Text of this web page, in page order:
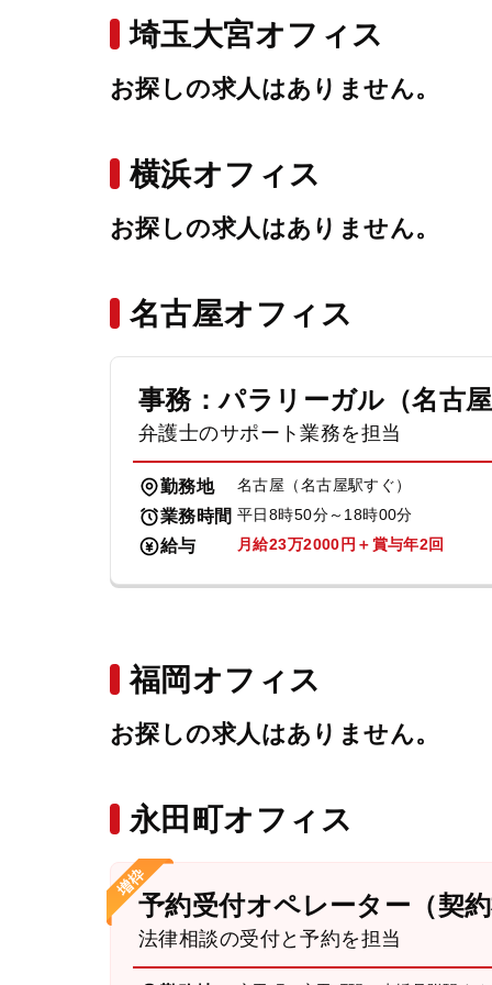
埼玉大宮オフィス
お探しの求人はありません。
横浜オフィス
お探しの求人はありません。
名古屋オフィス
事務：パラリーガル（名古
弁護士のサポート業務を担当
勤務地 名古屋（名古屋駅すぐ）
業務時間 平日8時50分～18時00分
給与 月給23万2000円＋賞与年2回
福岡オフィス
お探しの求人はありません。
永田町オフィス
予約受付オペレーター（契
法律相談の受付と予約を担当